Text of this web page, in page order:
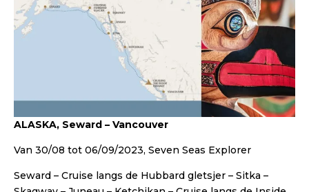
ALASKA, Seward – Vancouver
Van 30/08 tot 06/09/2023, Seven Seas Explorer
Seward – Cruise langs de Hubbard gletsjer – Sitka –